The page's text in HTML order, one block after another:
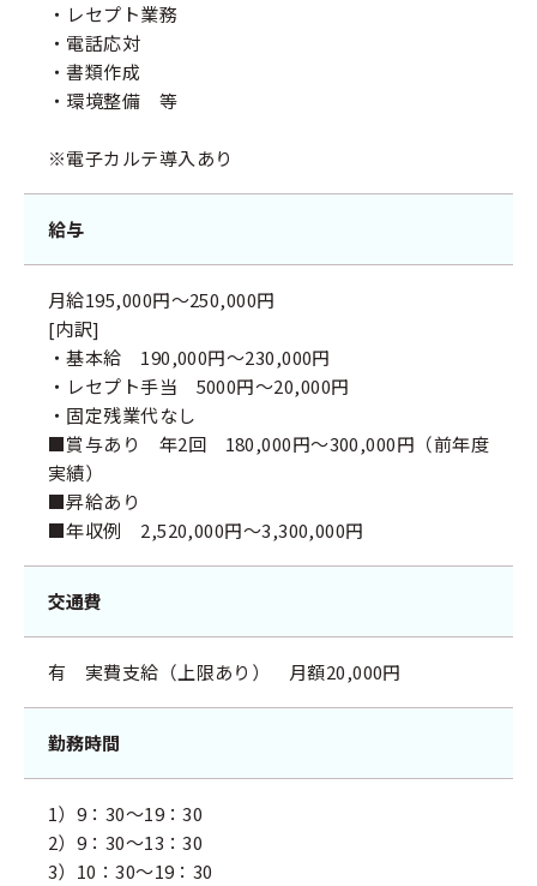
・レセプト業務
・電話応対
・書類作成
・環境整備 等
※電子カルテ導入あり
給与
月給195,000円～250,000円
[内訳]
・基本給 190,000円～230,000円
・レセプト手当 5000円～20,000円
・固定残業代なし
■賞与あり 年2回 180,000円～300,000円（前年度
実績）
■昇給あり
■年収例 2,520,000円～3,300,000円
交通費
有 実費支給（上限あり） 月額20,000円
勤務時間
1）9：30～19：30
2）9：30～13：30
3）10：30～19：30